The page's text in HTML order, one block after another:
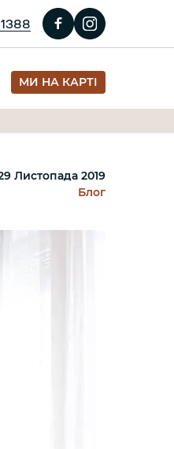
МИ НА КАРТІ
Листопада 2019
Блог